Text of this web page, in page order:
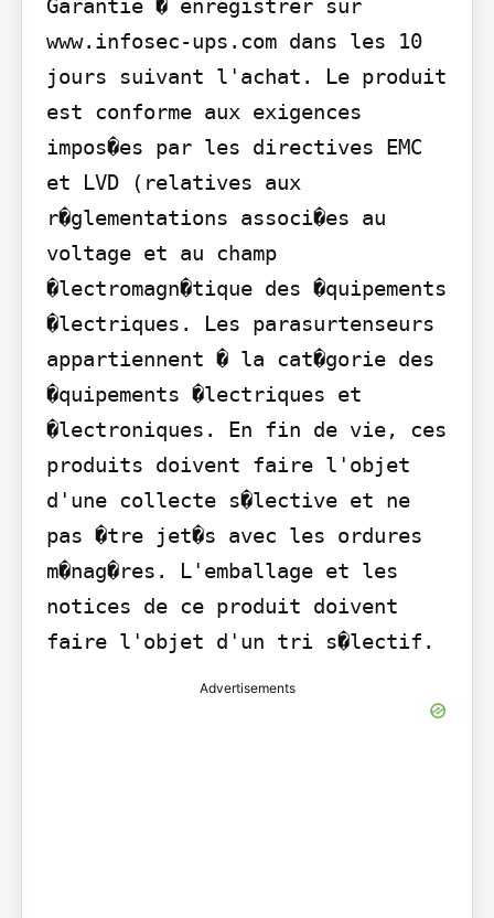
Garantie � enregistrer sur
www.infosec-ups.com dans les 10
jours suivant l'achat. Le produit
est conforme aux exigences
impos�es par les directives EMC
et LVD (relatives aux
r�glementations associ�es au
voltage et au champ
�lectromagn�tique des �quipements
�lectriques. Les parasurtenseurs
appartiennent � la cat�gorie des
�quipements �lectriques et
�lectroniques. En fin de vie, ces
produits doivent faire l'objet
d'une collecte s�lective et ne
pas �tre jet�s avec les ordures
m�nag�res. L'emballage et les
notices de ce produit doivent
faire l'objet d'un tri s�lectif.
Advertisements